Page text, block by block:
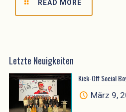
READ MORE
Letzte Neuigkeiten
Kick-Off Social
März 9,